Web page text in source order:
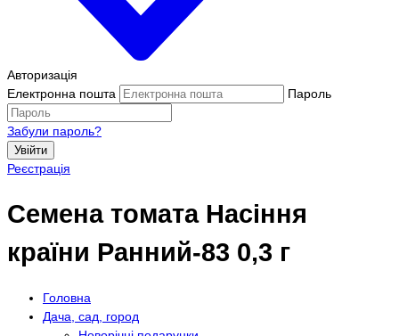
Авторизація
Електронна пошта
Пароль
Забули пароль?
Увійти
Реєстрація
Семена томата Насіння
країни Ранний-83 0,3 г
Головна
Дача, сад, город